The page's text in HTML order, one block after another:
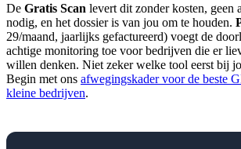
De Gratis Scan levert dit zonder kosten, geen
nodig, en het dossier is van jou om te houden.
29/maand, jaarlijks gefactureerd) voegt de
achtige monitoring toe voor bedrijven die er
willen denken. Niet zeker welke tool eerst bij
Begin met ons afwegingskader voor de beste
kleine bedrijven.